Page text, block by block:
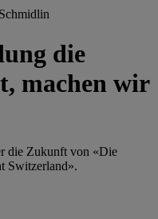
die
machen wir
die Zukunft von «Die
Switzerland».